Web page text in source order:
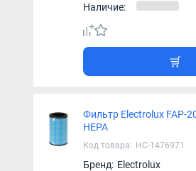
Наличие:
Фильтр Electrolux FAP-
HEPA
Код товара: НС-1476971
Бренд: Electrolux